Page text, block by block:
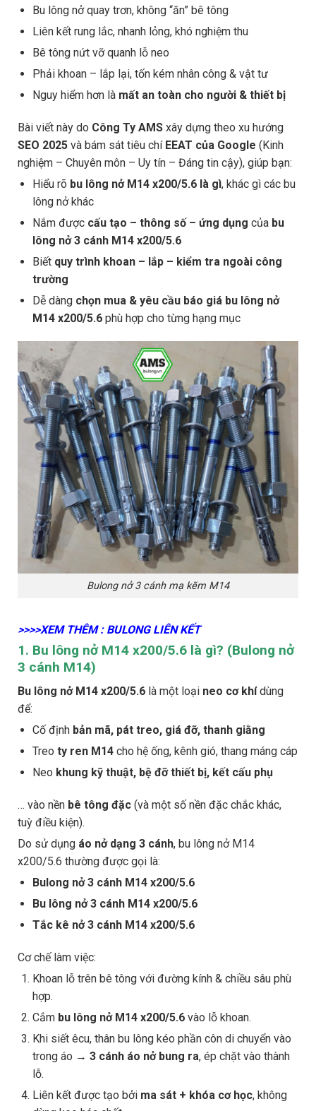
Bu lông nở quay trơn, không “ăn” bê tông
Liên kết rung lắc, nhanh lỏng, khó nghiệm thu
Bê tông nứt vỡ quanh lỗ neo
Phải khoan – lắp lại, tốn kém nhân công & vật tư
Nguy hiểm hơn là mất an toàn cho người & thiết bị
Bài viết này do Công Ty AMS xây dựng theo xu hướng
SEO 2025 và bám sát tiêu chí EEAT của Google (Kinh
nghiệm – Chuyên môn – Uy tín – Đáng tin cậy), giúp bạn:
Hiểu rõ bu lông nở M14 x200/5.6 là gì, khác gì các bu
lông nở khác
Nắm được cấu tạo – thông số – ứng dụng của bu
lông nở 3 cánh M14 x200/5.6
Biết quy trình khoan – lắp – kiểm tra ngoài công
trường
Dễ dàng chọn mua & yêu cầu báo giá bu lông nở
M14 x200/5.6phù hợp cho từng hạng mục
Bulong nở 3 cánh mạ kẽm M14
>>>>XEM THÊM : BULONG LIÊN KẾT
1. Bu lông nở M14 x200/5.6 là gì? (Bulong nở
3 cánh M14)
Bu lông nở M14 x200/5.6 là một loại neo cơ khídùng
để:
Cố định bản mã, pát treo, giá đỡ, thanh giằng
Treo ty ren M14cho hệ ống, kênh gió, thang máng cáp
Neo khung kỹ thuật, bệ đỡ thiết bị, kết cấu phụ
… vào nền bê tông đặc (và một số nền đặc chắc khác,
tuỳ điều kiện).
Do sử dụng áo nở dạng 3 cánh, bu lông nở M14
x200/5.6 thường được gọi là:
Bulong nở 3 cánh M14 x200/5.6
Bu lông nở 3 cánh M14 x200/5.6
Tắc kê nở 3 cánh M14 x200/5.6
Cơ chế làm việc:
Khoan lỗ trên bê tông với đường kính & chiều sâu phù
hợp.
Cắm bu lông nở M14 x200/5.6vào lỗ khoan.
Khi siết êcu, thân bu lông kéo phần côn di chuyển vào
trong áo → 3 cánh áo nở bung ra, ép chặt vào thành
lỗ.
Liên kết được tạo bởi ma sát + khóa cơ học, không